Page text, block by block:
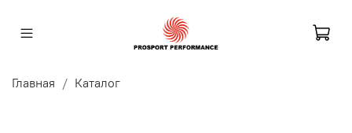
Главная Каталог